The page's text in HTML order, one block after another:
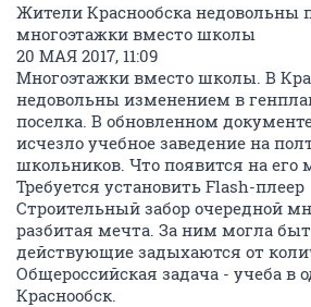
Жители Краснообска недовольны
многоэтажки вместо школы
20 МАЯ 2017, 11:09
Многоэтажки вместо школы. В
недовольны изменением в
поселка. В обновленном
исчезло учебное заведение на
школьников. Что появится на его
Требуется установить Flash-плеер
Строительный забор очередной
разбитая мечта. За ним могла
действующие задыхаются от
Общероссийская задача - учеба в
Краснообск.